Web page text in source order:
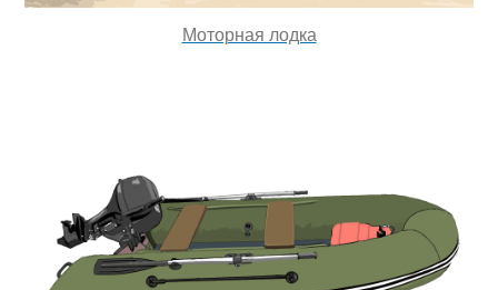
Моторная лодка